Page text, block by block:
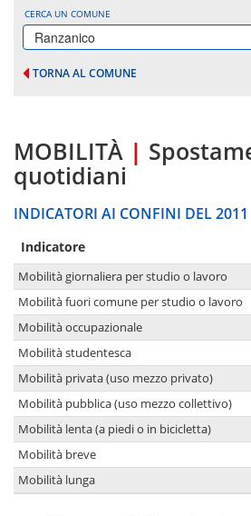
CERCA UN COMUNE
Ranzanico
TORNA AL COMUNE
MOBILITÀ |
quotidiani
INDICATORI AI CONFINI DEL 2011
Indicatore
Mobilità giornaliera per studio o lavoro
Mobilità fuori comune per studio o lavoro
Mobilità occupazionale
Mobilità studentesca
Mobilità privata (uso mezzo privato)
Mobilità pubblica (uso mezzo collettivo)
Mobilità lenta (a piedi o in bicicletta)
Mobilità breve
Mobilità lunga